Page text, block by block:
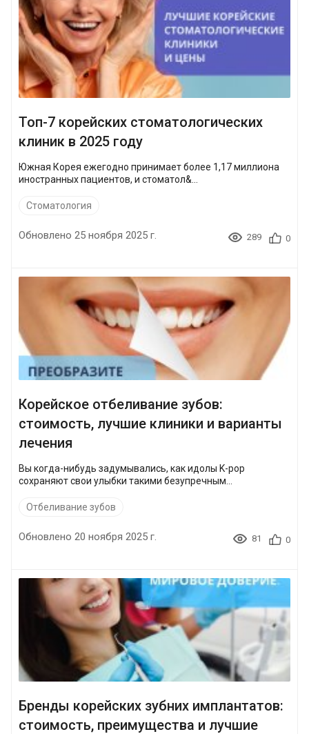
Топ-7 корейских стоматологических
клиник в 2025 году
Южная Корея ежегодно принимает более 1,17 миллиона
иностранных пациентов, и стоматол&...
Стоматология
Обновлено 25 ноября 2025 г. 289 0
Корейское отбеливание зубов:
стоимость, лучшие клиники и варианты
лечения
Вы когда-нибудь задумывались, как идолы K-pop
сохраняют свои улыбки такими безупречным...
Отбеливание зубов
Обновлено 20 ноября 2025 г. 81 0
Бренды корейских зубних имплантатов:
стоимость, преимущества и лучшие